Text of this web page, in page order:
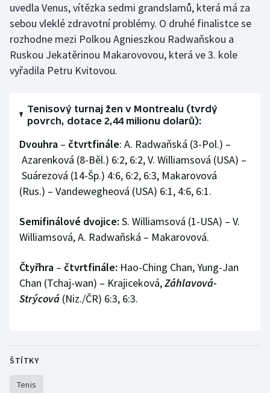
uvedla Venus, vítězka sedmi grandslamů, která má za
sebou vleklé zdravotní problémy. O druhé finalistce se
rozhodne mezi Polkou Agnieszkou Radwaňskou a
Ruskou Jekatěrinou Makarovovou, která ve 3. kole
vyřadila Petru Kvitovou.
Tenisový turnaj žen v Montrealu (tvrdý
povrch, dotace 2,44 milionu dolarů):
Dvouhra – čtvrtfinále: A. Radwaňská (3-Pol.) –
Azarenková (8-Běl.) 6:2, 6:2, V. Williamsová (USA) –
Suárezová (14-Šp.) 4:6, 6:2, 6:3, Makarovová
(Rus.) – Vandewegheová (USA) 6:1, 4:6, 6:1.
Semifinálové dvojice: S. Williamsová (1-USA) – V.
Williamsová, A. Radwaňská – Makarovová.
Čtyřhra – čtvrtfinále: Hao-Ching Chan, Yung-Jan
Chan (Tchaj-wan) – Krajiceková,Záhlavová-
Strýcová (Niz./ČR) 6:3, 6:3.
ŠTÍTKY
Tenis